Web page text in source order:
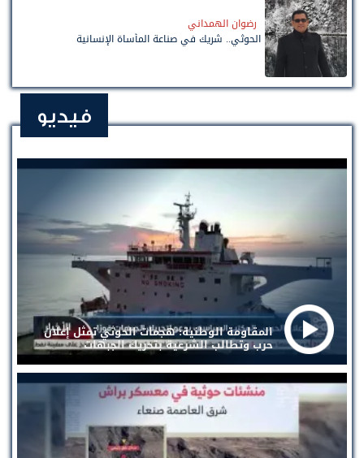
رضوان الهمداني
الحوثي.. شريك في صناعة المأساة الإنسانية
فيديو
المقاومة الوطنية: هجمات الحوثي تمثل إعلان
حرب وتطالب الشرعية بتحريك الجبهات